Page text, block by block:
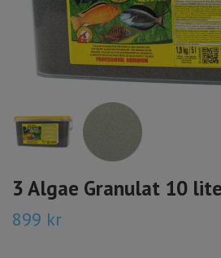
3 Algae Granulat 10
899 kr